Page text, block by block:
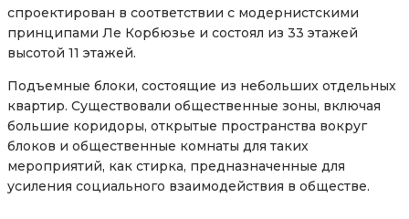
спроектирован в соответствии с модернистскими
принципами Ле Корбюзье и состоял из 33 этажей
высотой 11 этажей.
Подъемные блоки, состоящие из небольших отдельных
квартир. Существовали общественные зоны, включая
большие коридоры, открытые пространства вокруг
блоков и общественные комнаты для таких
мероприятий, как стирка, предназначенные для
усиления социального взаимодействия в обществе.